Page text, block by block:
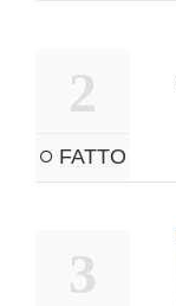
2
FATTO
3